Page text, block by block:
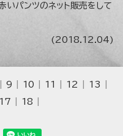
パンツのネット販売をして
(2018.12.04)
9 10 11 12 13
17 18